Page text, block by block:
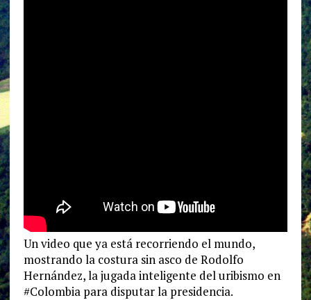
Un video que ya está recorriendo el mundo,
mostrando la costura sin asco de Rodolfo
Hernández, la jugada inteligente del uribismo en
#Colombia para disputar la presidencia.